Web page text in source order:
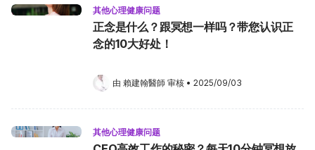
其他心理健康问题
正念是什么？跟冥想一样吗？带您认识正
念的10大好处！
由 賴建翰醫師 审核 • 2025/09/03
其他心理健康问题